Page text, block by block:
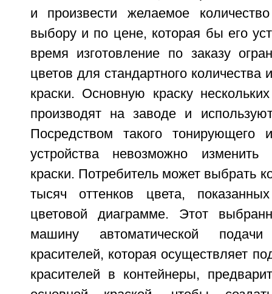
и произвести желаемое
выбору и по цене, которая бы его
время изготовление по заказу
цветов для стандартного количества
краски. Основную краску
производят на заводе и
Посредством такого тонирующего
устройства невозможно изменить
краски. Потребитель может выбрать
тысяч оттенков цвета,
цветовой диаграмме. Этот
машину автоматической
красителей, которая осуществляет
красителей в контейнеры,